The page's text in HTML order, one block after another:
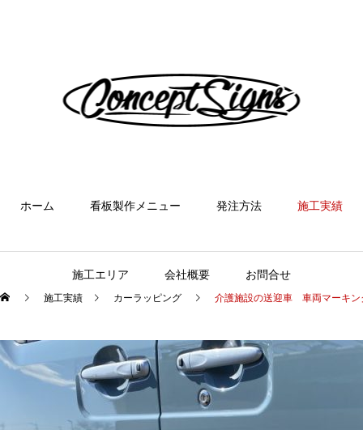
ホーム 看板製作メニュー 発注方法 施工実績
施工エリア 会社概要 お問合せ
施工実績 カーラッピング 介護施設の送迎車 車両マーキ